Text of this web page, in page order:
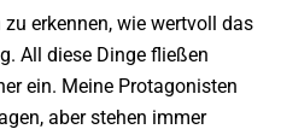
erkennen, wie wertvoll das
All diese Dinge fließen
ein. Meine Protagonisten
aber stehen immer